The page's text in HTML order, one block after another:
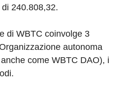
240.808,32.
di WBTC coinvolge 3
autonoma
come WBTC DAO), i